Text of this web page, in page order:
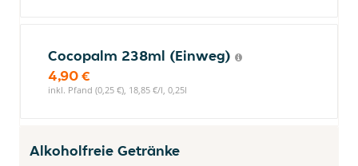
Cocopalm 238ml (Einweg)
4,90 €
inkl. Pfand (0,25 €), 18,85 €/l, 0,25l
Alkoholfreie Getränke